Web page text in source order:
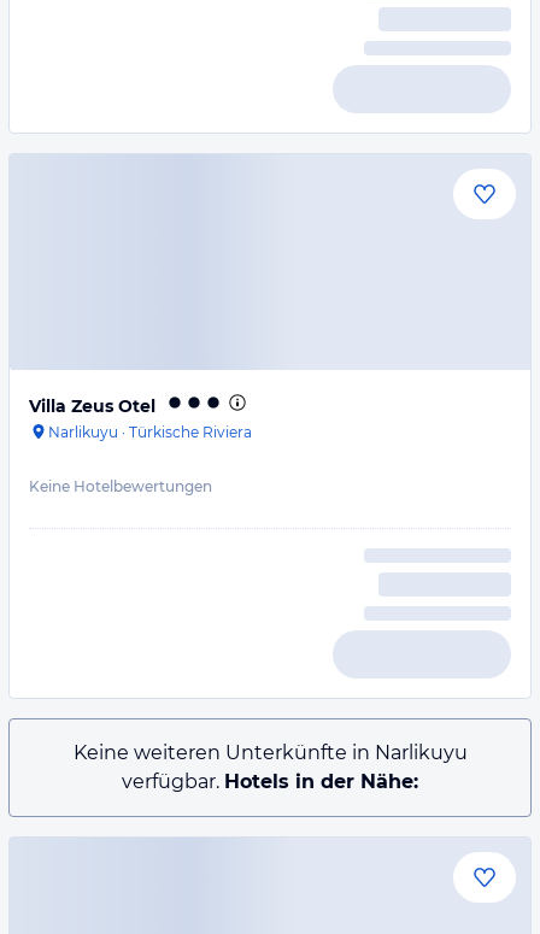
Villa Zeus Otel
Narlikuyu · Türkische Riviera
Keine Hotelbewertungen
Keine weiteren Unterkünfte in Narlikuyu
verfügbar. Hotels in der Nähe: